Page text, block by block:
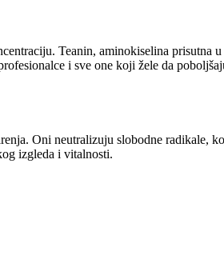
Teanin, aminokiselina
i sve one koji žele da
Oni neutralizuju slobodne radikale,
izgleda i vitalnosti.